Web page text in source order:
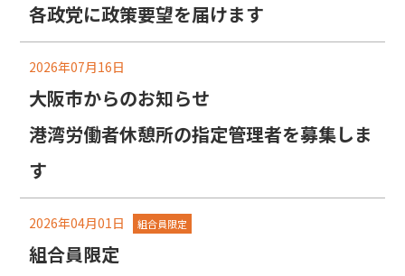
各政党に政策要望を届けます
2026年07月16日
大阪市からのお知らせ
港湾労働者休憩所の指定管理者を募集しま
す
2026年04月01日 組合員限定
組合員限定